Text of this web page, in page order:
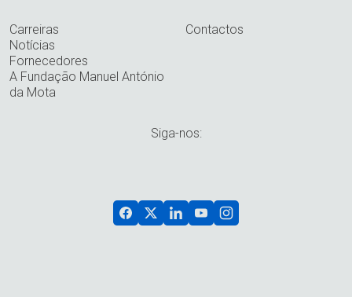
Carreiras
Notícias
Fornecedores
A Fundação Manuel António
da Mota
Contactos
Siga-nos: